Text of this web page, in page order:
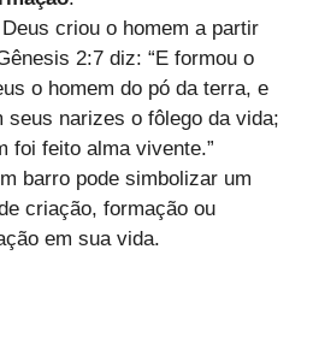
criou o homem a partir
2:7 diz: “E formou o
o homem do pó da terra, e
seus narizes o fôlego da vida;
foi feito alma vivente.”
barro pode simbolizar um
criação, formação ou
em sua vida.